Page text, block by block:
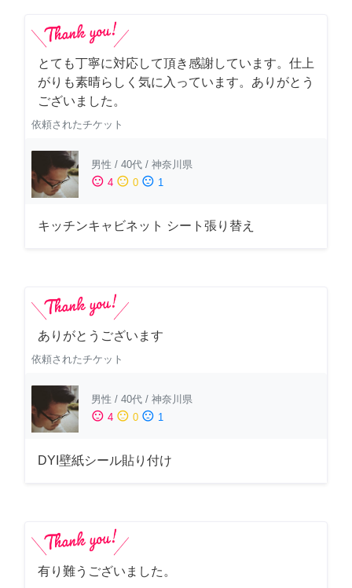
とても丁寧に対応して頂き感謝しています。仕上
がりも素晴らしく気に入っています。ありがとう
ございました。
依頼されたチケット
男性 / 40代 / 神奈川県
sentiment_satisfied 4 sentiment_neutral 0 sentiment_dissatisfied 1
キッチンキャビネット シート張り替え
ありがとうございます
依頼されたチケット
男性 / 40代 / 神奈川県
sentiment_satisfied 4 sentiment_neutral 0 sentiment_dissatisfied 1
DYI壁紙シール貼り付け
有り難うございました。